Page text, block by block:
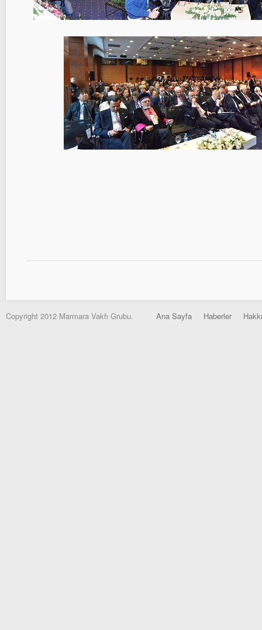
Copyright 2012 Marmara Vakfı Grubu. Ana Sayfa Haberler